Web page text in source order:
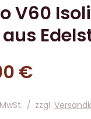
V60
€
/ zzgl.